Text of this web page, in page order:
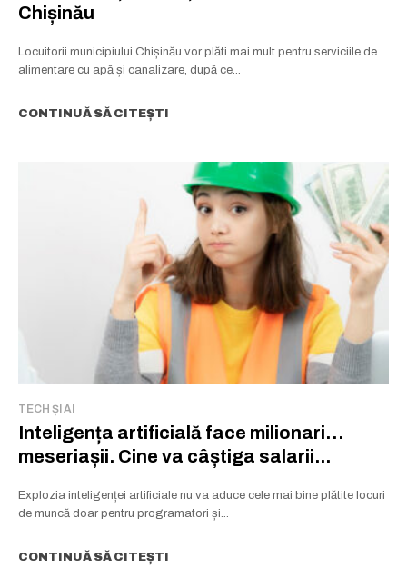
Chișinău
Locuitorii municipiului Chișinău vor plăti mai mult pentru serviciile de
alimentare cu apă și canalizare, după ce...
CONTINUĂ SĂ CITEȘTI
TECH ȘI AI
Inteligența artificială face milionari…
meseriașii. Cine va câștiga salarii...
Explozia inteligenței artificiale nu va aduce cele mai bine plătite locuri
de muncă doar pentru programatori și...
CONTINUĂ SĂ CITEȘTI